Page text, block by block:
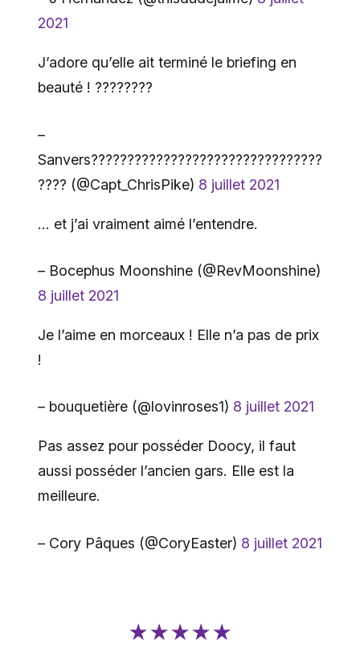
2021
J’adore qu’elle ait terminé le briefing en
beauté ! ????????
–
Sanvers????️‍????????????????????????????
???? (@Capt_ChrisPike) 8 juillet 2021
… et j’ai vraiment aimé l’entendre.
– Bocephus Moonshine (@RevMoonshine)
8 juillet 2021
Je l’aime en morceaux ! Elle n’a pas de prix
!
– bouquetière (@lovinroses1) 8 juillet 2021
Pas assez pour posséder Doocy, il faut
aussi posséder l’ancien gars. Elle est la
meilleure.
– Cory Pâques (@CoryEaster) 8 juillet 2021
★★★★★